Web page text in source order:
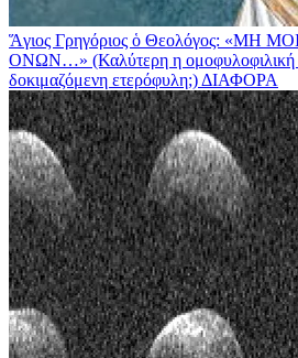
Ἅγιος Γρηγόριος ὁ Θεολόγος: «ΜΗ
ΟΝΩΝ…» (Καλύτερη η ομοφυλοφιλική
δοκιμαζόμενη ετερόφυλη;) ΔΙΑΦΟΡΑ